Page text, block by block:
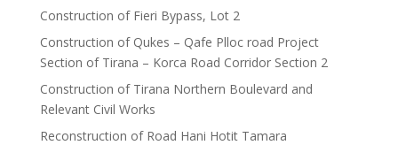
Construction of Fieri Bypass, Lot 2
Construction of Qukes – Qafe Plloc road Project
Section of Tirana – Korca Road Corridor Section 2
Construction of Tirana Northern Boulevard and
Relevant Civil Works
Reconstruction of Road Hani Hotit Tamara